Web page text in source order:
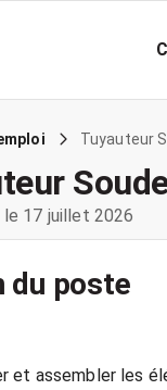
Tuyauteur
17 juillet 2026
du poste
et assembler les